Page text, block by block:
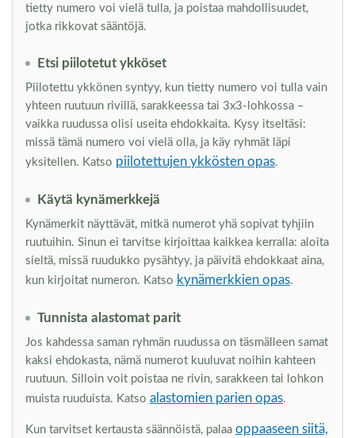
tietty numero voi vielä tulla, ja poistaa mahdollisuudet,
jotka rikkovat sääntöjä.
Etsi piilotetut ykköset
Piilotettu ykkönen syntyy, kun tietty numero voi tulla vain
yhteen ruutuun rivillä, sarakkeessa tai 3x3-lohkossa –
vaikka ruudussa olisi useita ehdokkaita. Kysy itseltäsi:
missä tämä numero voi vielä olla, ja käy ryhmät läpi
yksitellen. Katso piilotettujen ykkösten opas.
Käytä kynämerkkejä
Kynämerkit näyttävät, mitkä numerot yhä sopivat tyhjiin
ruutuihin. Sinun ei tarvitse kirjoittaa kaikkea kerralla: aloita
sieltä, missä ruudukko pysähtyy, ja päivitä ehdokkaat aina,
kun kirjoitat numeron. Katso kynämerkkien opas.
Tunnista alastomat parit
Jos kahdessa saman ryhmän ruudussa on täsmälleen samat
kaksi ehdokasta, nämä numerot kuuluvat noihin kahteen
ruutuun. Silloin voit poistaa ne rivin, sarakkeen tai lohkon
muista ruuduista. Katso alastomien parien opas.
Kun tarvitset kertausta säännöistä, palaa oppaaseen siitä,